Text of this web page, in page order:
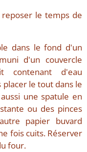
reposer le temps de
dans le fond d'un
d'un couvercle
contenant d'eau
le tout dans le
une spatule en
ou des pinces
papier buvard
fois cuits. Réserver
four.